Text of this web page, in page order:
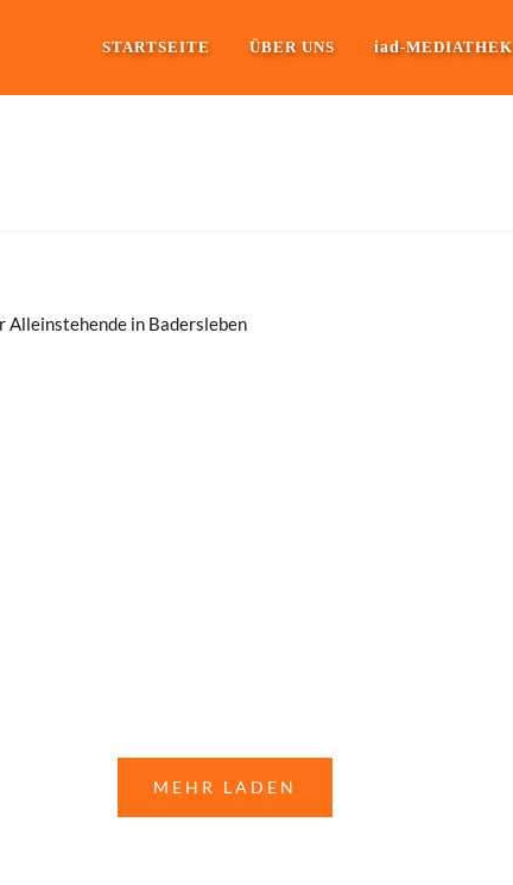
STARTSEITE ÜBER UNS iad-MEDIATHEK
in Badersleben
MEHR LADEN